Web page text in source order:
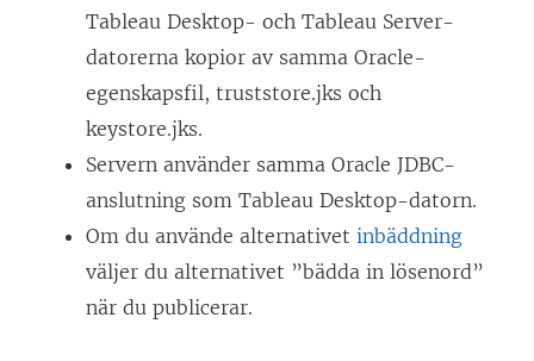
Tableau Desktop- och Tableau Server-
datorerna kopior av samma Oracle-
egenskapsfil, truststore.jks och
keystore.jks.
Servern använder samma Oracle JDBC-
anslutning som Tableau Desktop-datorn.
Om du använde alternativet inbäddning
väljer du alternativet ”bädda in lösenord”
när du publicerar.